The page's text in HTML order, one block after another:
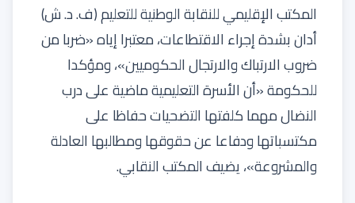
المكتب الإقليمي للنقابة الوطنية للتعليم (ف. د. ش)
أدان بشدة إجراء الاقتطاعات، معتبرا إياه «ضربا من
ضروب الارتباك والارتجال الحكوميين»، ومؤكدا
للحكومة «أن الأسرة التعليمية ماضية على درب
النضال مهما كلفتها التضحيات حفاظا على
مكتسباتها ودفاعا عن حقوقها ومطالبها العادلة
والمشروعة»، يضيف المكتب النقابي.